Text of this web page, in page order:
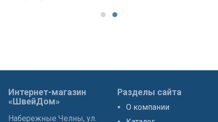
Интернет-магазин
«ШвейДом»
Набережные Челны, ул.
Разделы сайта
О компании